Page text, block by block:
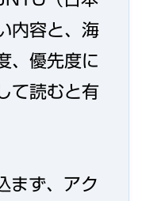
内容と、海
、優先度に
て読むと有
まず、アク